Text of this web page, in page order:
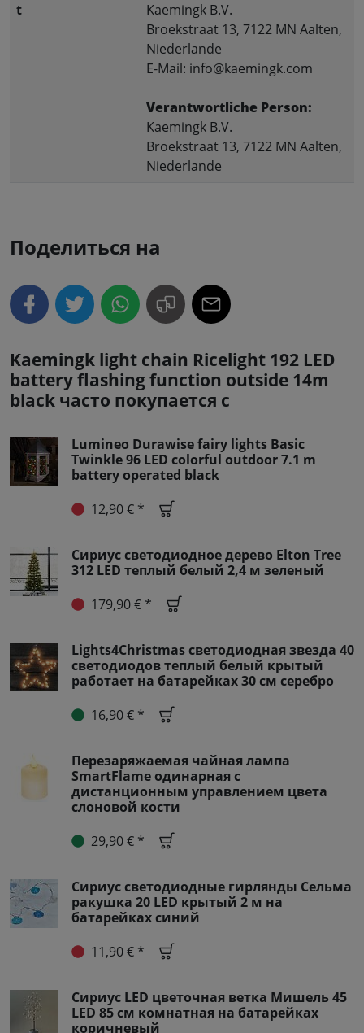
t
Kaemingk B.V.
Broekstraat 13, 7122 MN Aalten,
Niederlande
E-Mail: info@kaemingk.com
Verantwortliche Person:
Kaemingk B.V.
Broekstraat 13, 7122 MN Aalten,
Niederlande
Поделиться на
Kaemingk light chain Ricelight 192 LED
battery flashing function outside 14m
black часто покупается с
Lumineo Durawise fairy lights Basic
Twinkle 96 LED colorful outdoor 7.1 m
battery operated black
12,90 € *
Сириус светодиодное дерево Elton Tree
312 LED теплый белый 2,4 м зеленый
179,90 € *
Lights4Christmas светодиодная звезда 40
светодиодов теплый белый крытый
работает на батарейках 30 см серебро
16,90 € *
Перезаряжаемая чайная лампа
SmartFlame одинарная с
дистанционным управлением цвета
слоновой кости
29,90 € *
Сириус светодиодные гирлянды Сельма
ракушка 20 LED крытый 2 м на
батарейках синий
11,90 € *
Сириус LED цветочная ветка Мишель 45
LED 85 см комнатная на батарейках
коричневый